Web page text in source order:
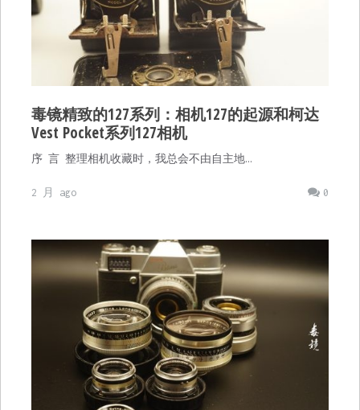
毒镜精致的127系列：相机127的起源和柯达
Vest Pocket系列127相机
序 言 整理相机收藏时，我总会不由自主地…
0
2 月 ago